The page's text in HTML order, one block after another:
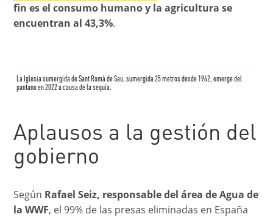
fin es el consumo humano y la agricultura se
encuentran al 43,3%.
La Iglesia sumergida de Sant Romà de Sau, sumergida 25 metros desde 1962, emerge del
pantano en 2022 a causa de la sequía.
Aplausos a la gestión del
gobierno
Según Rafael Seiz, responsable del área de Agua de
la WWF, el 99% de las presas eliminadas en España